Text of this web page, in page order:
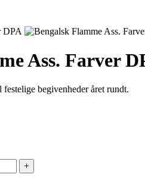
Ass. Farver
begivenheder året rundt.
+